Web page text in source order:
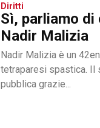
Diritti
Sì, parliamo
Nadir Malizia
Nadir Malizia è un
tetraparesi spastica. Il
pubblica grazie...